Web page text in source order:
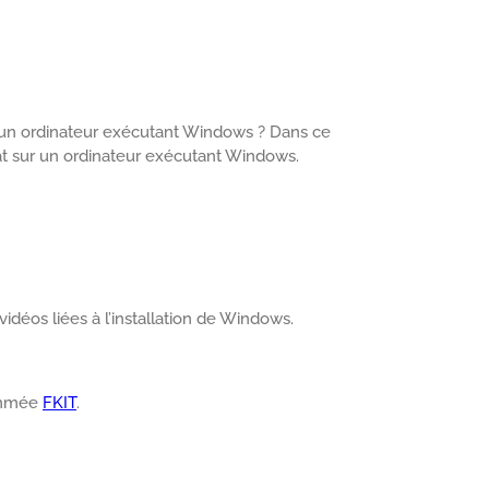
ordinateur exécutant Windows ? Dans ce
sur un ordinateur exécutant Windows.
liées à l’installation de Windows.
FKIT.